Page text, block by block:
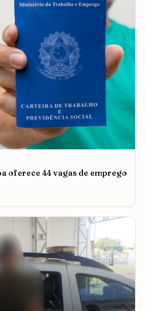
oferece 44 vagas de emprego